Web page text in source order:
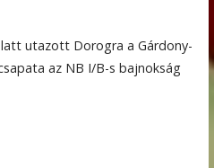
utazott Dorogra a Gárdony-
az NB I/B-s bajnokság